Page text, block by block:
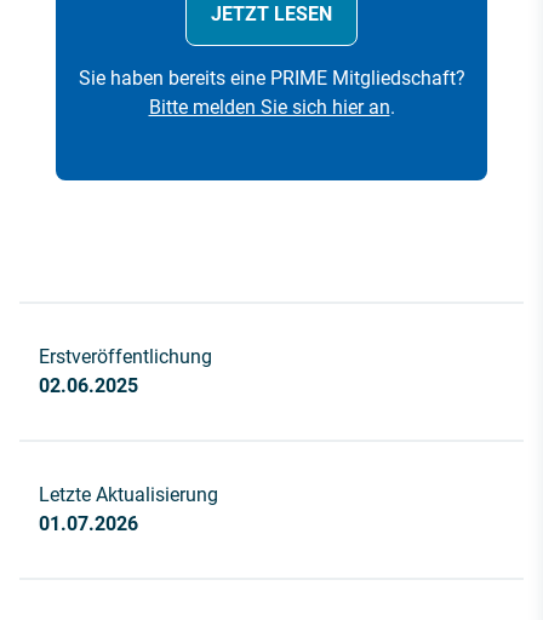
JETZT LESEN
Sie haben bereits eine PRIME Mitgliedschaft?
Bitte melden Sie sich hier an.
Erstveröffentlichung
02.06.2025
Letzte Aktualisierung
01.07.2026